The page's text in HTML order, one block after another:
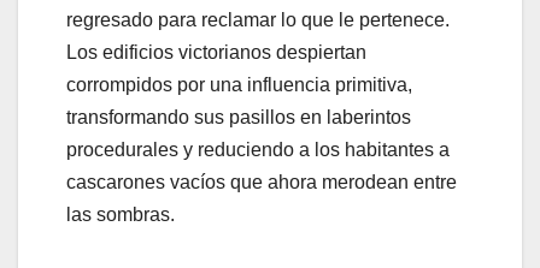
regresado para reclamar lo que le pertenece.
Los edificios victorianos despiertan
corrompidos por una influencia primitiva,
transformando sus pasillos en laberintos
procedurales y reduciendo a los habitantes a
cascarones vacíos que ahora merodean entre
las sombras.